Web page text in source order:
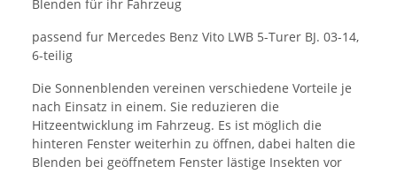
Blenden für ihr Fahrzeug
passend fur Mercedes Benz Vito LWB 5-Turer BJ. 03-14,
6-teilig
Die Sonnenblenden vereinen verschiedene Vorteile je
nach Einsatz in einem. Sie reduzieren die
Hitzeentwicklung im Fahrzeug. Es ist möglich die
hinteren Fenster weiterhin zu öffnen, dabei halten die
Blenden bei geöffnetem Fenster lästige Insekten vor